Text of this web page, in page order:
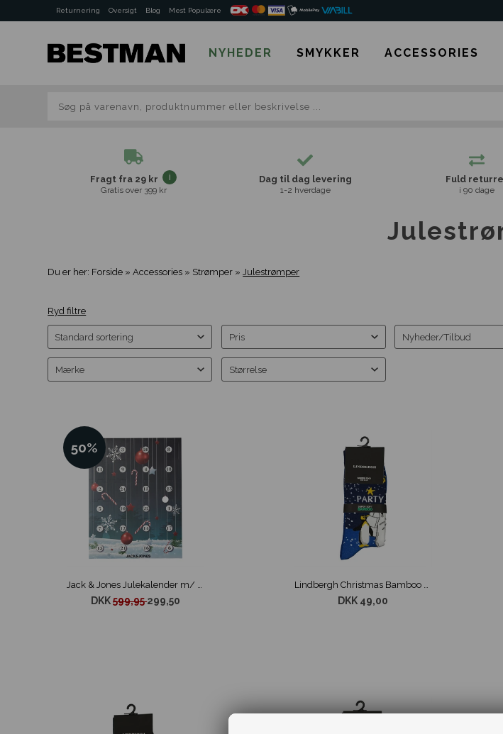
Returnering Oversigt Blog Mest Populære
NYHEDER SMYKKER ACCESSORIES
Fragt fra 29 kr
Gratis over 399 kr
Dag til dag levering
1-2 hverdage
Fuld
i 90 dage
Du er her: Forside »Accessories » Strømper »Julestrømper
Ryd filtre
Pris Nyheder/Tilbud
Mærke Størrelse
50%
Jack & Jones Julekalender m/ Sokker
DKK599,95299,50
Lindbergh Christmas Bamboo Sokker Blå str. 40-47
DKK 49,00